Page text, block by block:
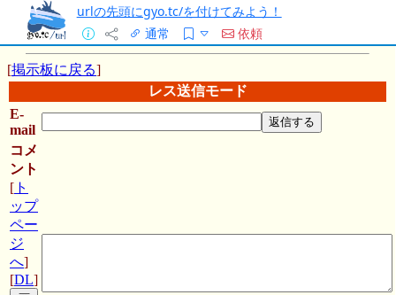
urlの先頭にgyo.tc/を付けてみよう！
通常
依頼